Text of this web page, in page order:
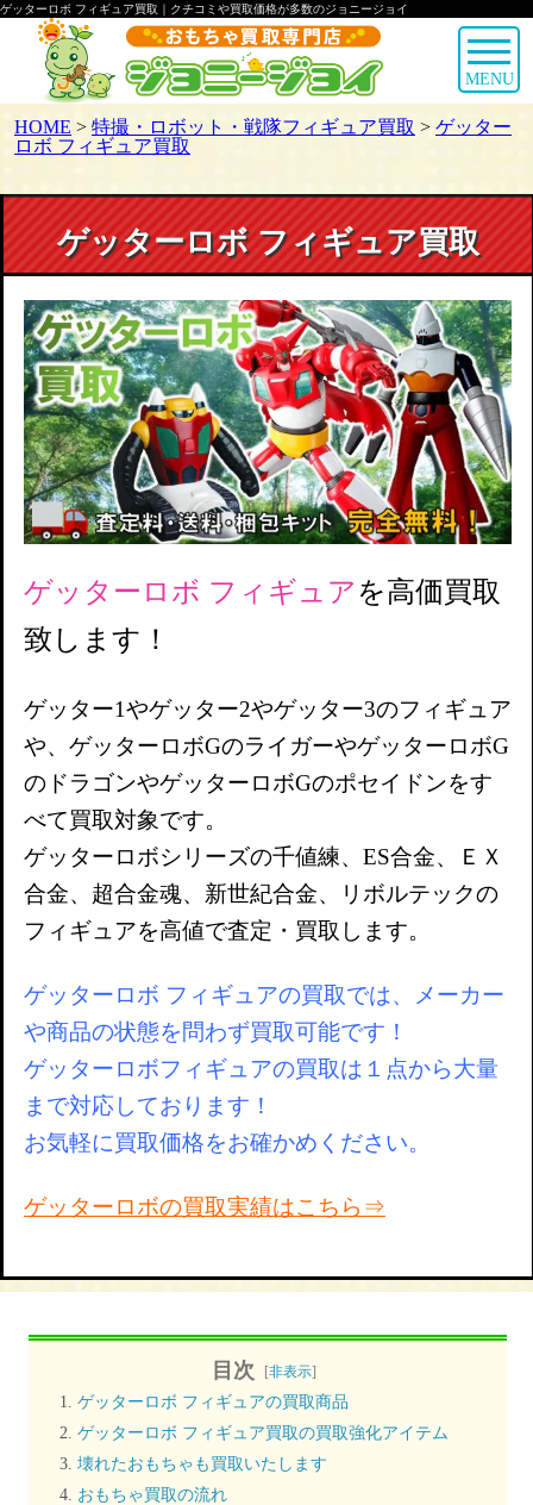
ゲッターロボ フィギュア買取｜クチコミや買取価格が多数のジョニージョイ
MENU
HOME > 特撮・ロボット・戦隊フィギュア買取 > ゲッター
ロボ フィギュア買取
ゲッターロボ フィギュア買取
ゲッターロボ フィギュアを高価買取
致します！
ゲッター1やゲッター2やゲッター3のフィギュア
や、ゲッターロボGのライガーやゲッターロボG
のドラゴンやゲッターロボGのポセイドンをす
べて買取対象です。
ゲッターロボシリーズの千値練、ES合金、ＥＸ
合金、超合金魂、新世紀合金、リボルテックの
フィギュアを高値で査定・買取します。
ゲッターロボ フィギュアの買取では、メーカー
や商品の状態を問わず買取可能です！
ゲッターロボフィギュアの買取は１点から大量
まで対応しております！
お気軽に買取価格をお確かめください。
ゲッターロボの買取実績はこちら⇒
目次 [非表示]
ゲッターロボ フィギュアの買取商品
ゲッターロボ フィギュア買取の買取強化アイテム
壊れたおもちゃも買取いたします
おもちゃ買取の流れ